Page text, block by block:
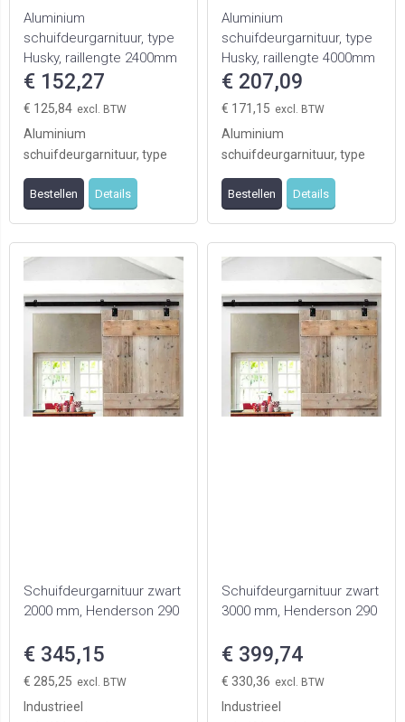
Aluminium
schuifdeurgarnituur, type
Husky, raillengte 2400mm
€ 152,27
€ 125,84
Aluminium
schuifdeurgarnituur, type
Husky, raillengte 2400mm
Bestellen Details
Aluminium
schuifdeurgarnituur, type
Husky, raillengte 4000mm
t.b.v. 2 deuren
€ 207,09
€ 171,15
Aluminium
schuifdeurgarnituur, type
Husky, raillengte 4000mm
t.b.v. 2 deuren
Bestellen Details
Schuifdeurgarnituur zwart
2000 mm, Henderson 290
€ 345,15
€ 285,25
Industrieel
Schuifdeurgarnituur zwart
3000 mm, Henderson 290
€ 399,74
€ 330,36
Industrieel